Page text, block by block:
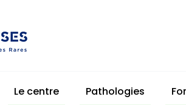
Maladie
Le centre Pathologies